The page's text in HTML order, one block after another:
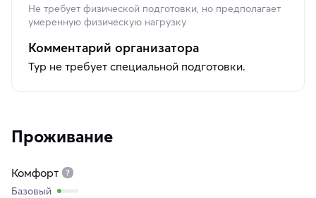
Не требует физической подготовки, но предполагает
умеренную физическую нагрузку
Комментарий организатора
Тур не требует специальной подготовки.
Проживание
Комфорт
Базовый